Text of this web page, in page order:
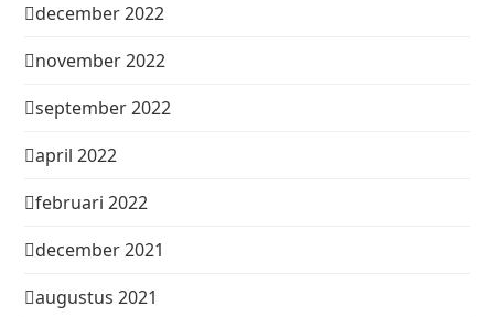
december 2022
november 2022
september 2022
april 2022
februari 2022
december 2021
augustus 2021